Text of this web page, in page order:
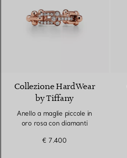
Collezione HardWear
by Tiffany
Anello a maglie piccole in
oro rosa con diamanti
€ 7.400